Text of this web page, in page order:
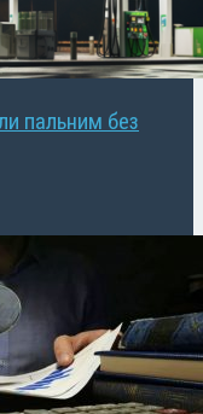
пальним без